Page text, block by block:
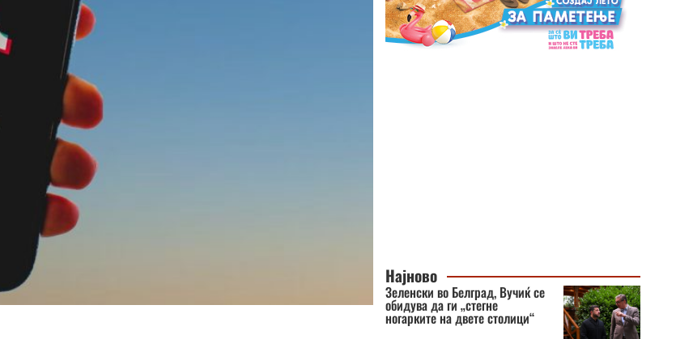
Најново
Зеленски во Белград, Вучиќ се
обидува да ги „стегне
ногарките на двете столици“